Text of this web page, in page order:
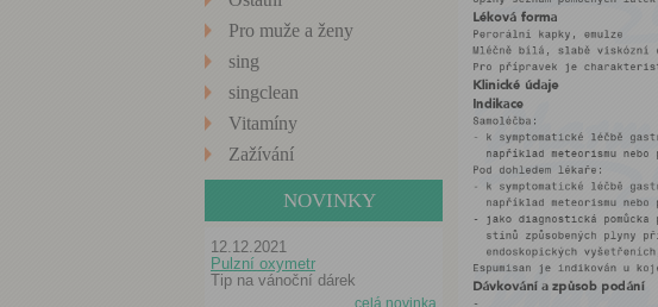
Pro muže a ženy
sing
singclean
Vitamíny
Zažívání
NOVINKY
12.12.2021
Pulzní oxymetr
Tip na vánoční dárek
celá novinka